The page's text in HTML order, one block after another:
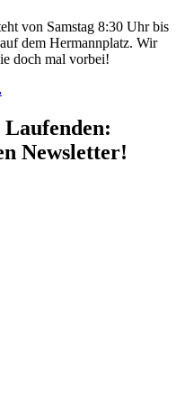
von Samstag 8:30 Uhr bis
dem Hermannplatz. Wir
doch mal vorbei!
Newsletter!